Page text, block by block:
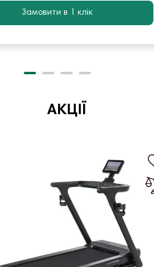
Замовити в 1 клік
АКЦІЇ